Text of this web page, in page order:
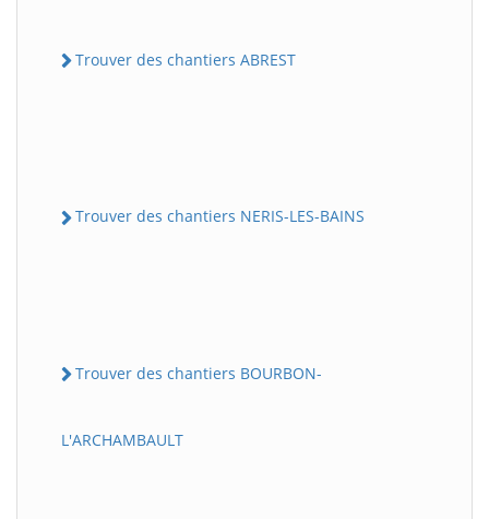
Trouver des chantiers ABREST
Trouver des chantiers NERIS-LES-BAINS
Trouver des chantiers BOURBON-
L'ARCHAMBAULT